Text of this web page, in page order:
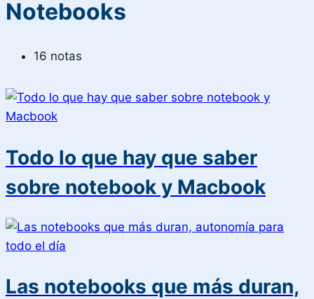
Notebooks
16 notas
Todo lo que hay que saber
sobre notebook y Macbook
Las notebooks que más duran,